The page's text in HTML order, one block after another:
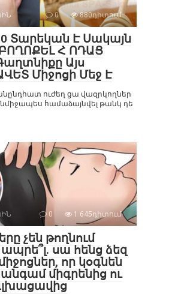
0 880դիտում
Տարեկան Է Սակայն
Հ ՈԴԱՑ
Այս
Միջոցի Մեջ Է
ուժեղ ցա վազրկողներ
համաձայնվել թանկ դե
0 1 645դիտում
չեն թողնում
սա հենց ձեզ
որ կօգնեն
միգրենից ու